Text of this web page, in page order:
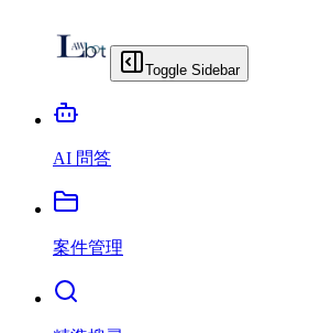
Toggle Sidebar
AI 問答
案件管理